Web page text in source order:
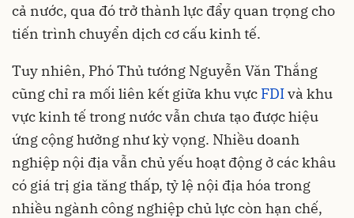
cả nước, qua đó trở thành lực đẩy quan trọng cho
tiến trình chuyển dịch cơ cấu kinh tế.
Tuy nhiên, Phó Thủ tướng Nguyễn Văn Thắng
cũng chỉ ra mối liên kết giữa khu vực FDIvà khu
vực kinh tế trong nước vẫn chưa tạo được hiệu
ứng cộng hưởng như kỳ vọng. Nhiều doanh
nghiệp nội địa vẫn chủ yếu hoạt động ở các khâu
có giá trị gia tăng thấp, tỷ lệ nội địa hóa trong
nhiều ngành công nghiệp chủ lực còn hạn chế,